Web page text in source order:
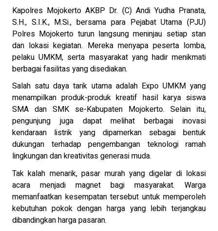
Kapolres Mojokerto AKBP Dr. (C) Andi Yudha Pranata,
S.H., S.I.K., M.Si., bersama para Pejabat Utama (PJU)
Polres Mojokerto turun langsung meninjau setiap stan
dan lokasi kegiatan. Mereka menyapa peserta lomba,
pelaku UMKM, serta masyarakat yang hadir menikmati
berbagai fasilitas yang disediakan.
Salah satu daya tarik utama adalah Expo UMKM yang
menampilkan produk-produk kreatif hasil karya siswa
SMA dan SMK se-Kabupaten Mojokerto. Selain itu,
pengunjung juga dapat melihat berbagai inovasi
kendaraan listrik yang dipamerkan sebagai bentuk
dukungan terhadap pengembangan teknologi ramah
lingkungan dan kreativitas generasi muda.
Tak kalah menarik, pasar murah yang digelar di lokasi
acara menjadi magnet bagi masyarakat. Warga
memanfaatkan kesempatan tersebut untuk memperoleh
kebutuhan pokok dengan harga yang lebih terjangkau
dibandingkan harga pasaran.